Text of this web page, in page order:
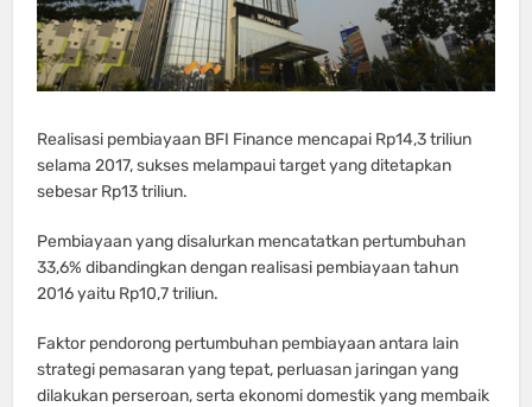
Realisasi pembiayaan BFI Finance mencapai Rp14,3 triliun
selama 2017, sukses melampaui target yang ditetapkan
sebesar Rp13 triliun.
Pembiayaan yang disalurkan mencatatkan pertumbuhan
33,6% dibandingkan dengan realisasi pembiayaan tahun
2016 yaitu Rp10,7 triliun.
Faktor pendorong pertumbuhan pembiayaan antara lain
strategi pemasaran yang tepat, perluasan jaringan yang
dilakukan perseroan, serta ekonomi domestik yang membaik